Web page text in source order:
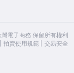
電子商務 保留所有權利
拍賣使用規範 交易安全